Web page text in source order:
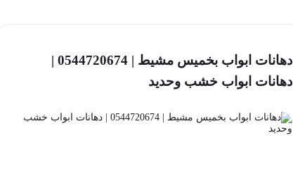
دهانات ابواب بخميس مشيط | 0544720674 |
دهانات ابواب خشب وحديد